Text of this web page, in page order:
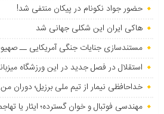
حضور جواد نکونام در پیکان منتفی شد!
هاکی ایران این شکلی جهانی شد
مستندسازی جنایات جنگی آمریکایی ــ
استقلال در فصل جدید در این ورزشگاه
خداحافظی نیمار از تیم ملی برزیل؛ دوران
مهندسی فوتبال و خوان گسترده؛ ایثار یا